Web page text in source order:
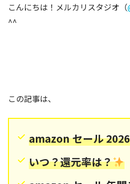
こんにちは！メルカリスタジオ（
^^
この記事は、
amazon セール
いつ？還元率は？